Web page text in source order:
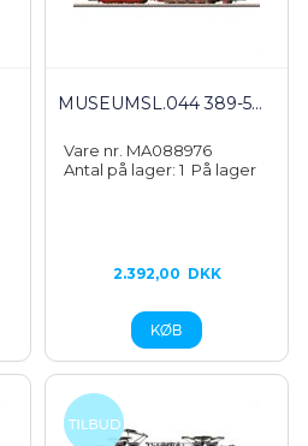
MUSEUMSL.044 389-5...
Vare nr. MA088976
Antal på lager: 1 På lager
2.392,00 DKK